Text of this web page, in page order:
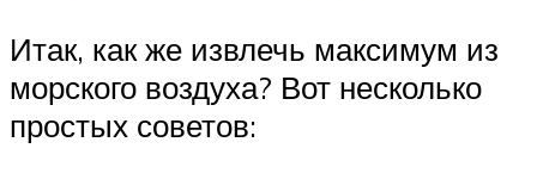
Итак, как же извлечь максимум из
морского воздуха? Вот несколько
простых советов: